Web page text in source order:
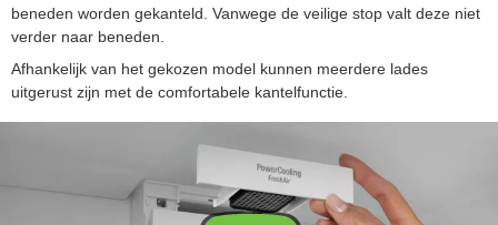
beneden worden gekanteld. Vanwege de veilige stop valt deze niet
verder naar beneden.
Afhankelijk van het gekozen model kunnen meerdere lades
uitgerust zijn met de comfortabele kantelfunctie.